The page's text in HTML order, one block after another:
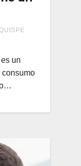
un
consumo